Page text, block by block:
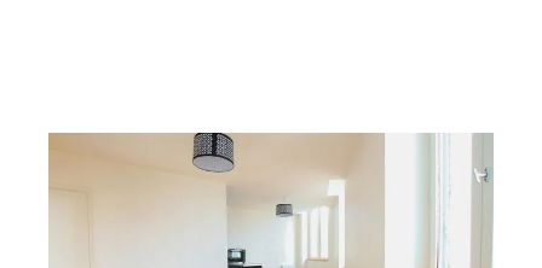
PERIGUEUX 24
, 2 pièces
Appartement T2 à vendre